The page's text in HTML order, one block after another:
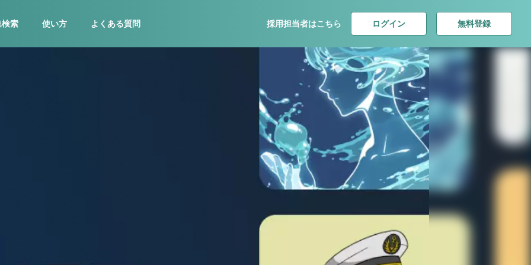
検索 使い方 よくある質問 採用担当者はこちら ログイン 無料登録